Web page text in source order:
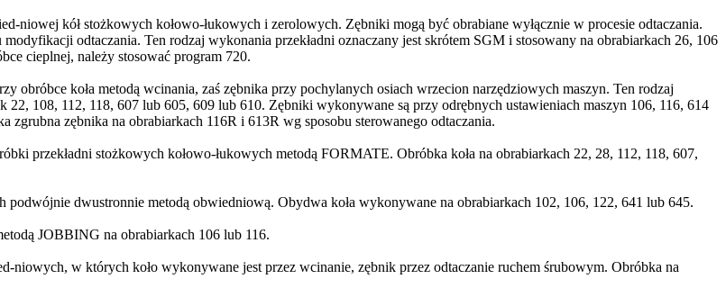
kół stożkowych kołowo-łukowych i zerolowych. Zębniki mogą być obrabiane wyłącznie w procesie odtaczania.
odtaczania. Ten rodzaj wykonania przekładni oznaczany jest skrótem SGM i stosowany na obrabiarkach 26, 106
cieplnej, należy stosować program 720.
koła metodą wcinania, zaś zębnika przy pochylanych osiach wrzecion narzędziowych maszyn. Ten rodzaj
108, 112, 118, 607 lub 605, 609 lub 610. Zębniki wykonywane są przy odrębnych ustawieniach maszyn 106, 116, 614
zębnika na obrabiarkach 116R i 613R wg sposobu sterowanego odtaczania.
przekładni stożkowych kołowo-łukowych metodą FORMATE. Obróbka koła na obrabiarkach 22, 28, 112, 118, 607,
dwustronnie metodą obwiedniową. Obydwa koła wykonywane na obrabiarkach 102, 106, 122, 641 lub 645.
JOBBING na obrabiarkach 106 lub 116.
w których koło wykonywane jest przez wcinanie, zębnik przez odtaczanie ruchem śrubowym. Obróbka na